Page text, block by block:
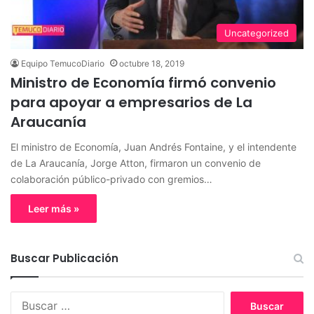
Uncategorized
Equipo TemucoDiario octubre 18, 2019
Ministro de Economía firmó convenio
para apoyar a empresarios de La
Araucanía
El ministro de Economía, Juan Andrés Fontaine, y el intendente
de La Araucanía, Jorge Atton, firmaron un convenio de
colaboración público-privado con gremios…
Leer más »
Buscar Publicación